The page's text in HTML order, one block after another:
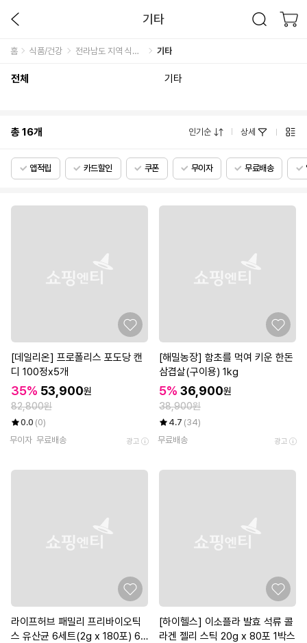
기타
홈 식품/건강 전라남도 지역 식품관 기타
전체 기타
총16개 인기순 상세
앱적립 카드할인 쿠폰 무이자 무료배송
[데일리온] 프로폴리스 포도당 캔
디 100정x5개
35% 53,900원
82,800원
0.0 (0)
무이자 무료배송 광고
[해밀농장] 함초를 먹여 키운 한돈
삼겹살(구이용) 1kg
5% 36,900원
38,900원
4.7 (34)
무료배송
광고
라이프허브 패밀리 프리바이오틱
스 유산균 6세트(2g x 180포) 6
[하이헬스] 이소플라 발효 석류 콜
라겐 젤리 스틱 20g x 80포 1박스